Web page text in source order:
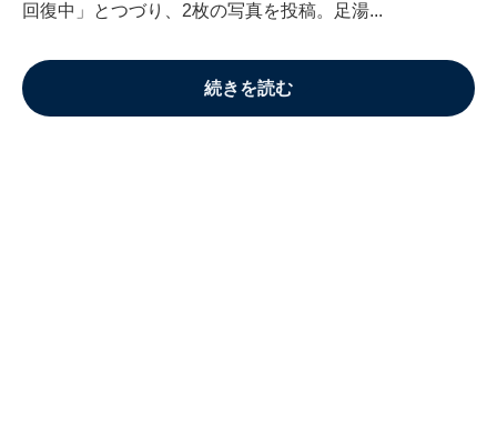
回復中」とつづり、2枚の写真を投稿。足湯...
続きを読む